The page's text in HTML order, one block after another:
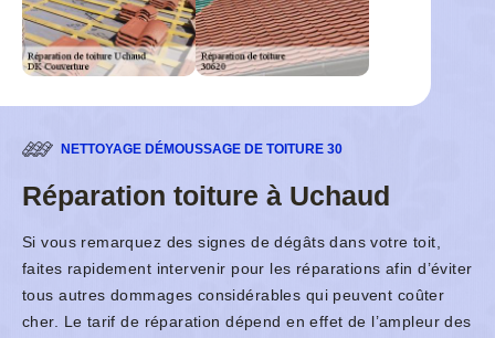
NETTOYAGE DÉMOUSSAGE DE TOITURE 30
Réparation toiture à Uchaud
Si vous remarquez des signes de dégâts dans votre toit,
faites rapidement intervenir pour les réparations afin d’éviter
tous autres dommages considérables qui peuvent coûter
cher. Le tarif de réparation dépend en effet de l’ampleur des